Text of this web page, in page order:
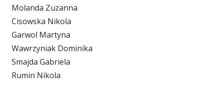
Molanda Zuzanna
Cisowska Nikola
Garwol Martyna
Wawrzyniak Dominika
Smajda Gabriela
Rumin Nikola